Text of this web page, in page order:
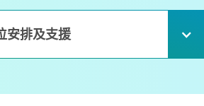
安排及支援